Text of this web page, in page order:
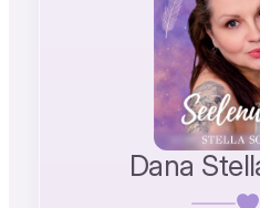
Dana